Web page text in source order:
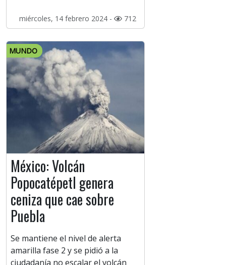
miércoles, 14 febrero 2024 - 712
MUNDO
México: Volcán
Popocatépetl genera
ceniza que cae sobre
Puebla
Se mantiene el nivel de alerta
amarilla fase 2 y se pidió a la
ciudadanía no escalar el volcán